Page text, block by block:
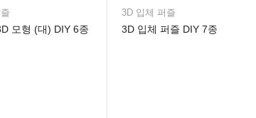
모형 (대) DIY 6종
3D 입체 퍼즐
3D 입체 퍼즐 DIY 7종